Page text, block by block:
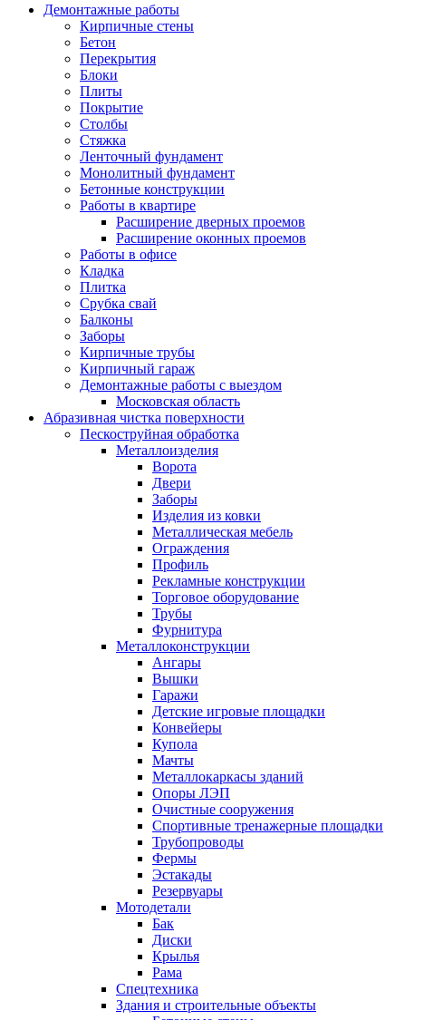
Демонтажные работы
Кирпичные стены
Бетон
Перекрытия
Блоки
Плиты
Покрытие
Столбы
Стяжка
Ленточный фундамент
Монолитный фундамент
Бетонные конструкции
Работы в квартире
Расширение дверных проемов
Расширение оконных проемов
Работы в офисе
Кладка
Плитка
Срубка свай
Балконы
Заборы
Кирпичные трубы
Кирпичный гараж
Демонтажные работы с выездом
Московская область
Абразивная чистка поверхности
Пескоструйная обработка
Металлоизделия
Ворота
Двери
Заборы
Изделия из ковки
Металлическая мебель
Ограждения
Профиль
Рекламные конструкции
Торговое оборудование
Трубы
Фурнитура
Металлоконструкции
Ангары
Вышки
Гаражи
Детские игровые площадки
Конвейеры
Купола
Мачты
Металлокаркасы зданий
Опоры ЛЭП
Очистные сооружения
Спортивные тренажерные площадки
Трубопроводы
Фермы
Эстакады
Резервуары
Мотодетали
Бак
Диски
Крылья
Рама
Спецтехника
Здания и строительные объекты